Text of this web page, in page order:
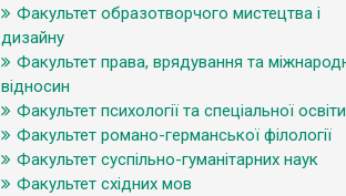
Факультет образотворчого мистецтва і
дизайну
Факультет права, врядування та
відносин
Факультет психології та спеціальної освіти
Факультет романо-германської філології
Факультет суспільно-гуманітарних наук
Факультет східних мов